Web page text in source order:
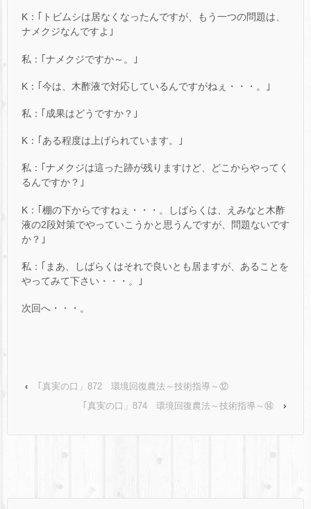
K：｢トビムシは居なくなったんですが、もう一つの問題は、
ナメクジなんですよ｣
私：｢ナメクジですか～。｣
K：｢今は、木酢液で対応しているんですがねぇ・・・。｣
私：｢成果はどうですか？｣
K：｢ある程度は上げられています。｣
私：｢ナメクジは這った跡が残りますけど、どこからやってく
るんですか？｣
K：｢棚の下からですねぇ・・・。しばらくは、えみなと木酢
液の2段対策でやっていこうかと思うんですが、問題ないです
か？｣
私：｢まあ、しばらくはそれで良いとも居ますが、あることを
やってみて下さい・・・。｣
次回へ・・・。
‹
｢真実の口」872 環境回復農法～技術指導～⑫
｢真実の口」874 環境回復農法～技術指導～⑭
›